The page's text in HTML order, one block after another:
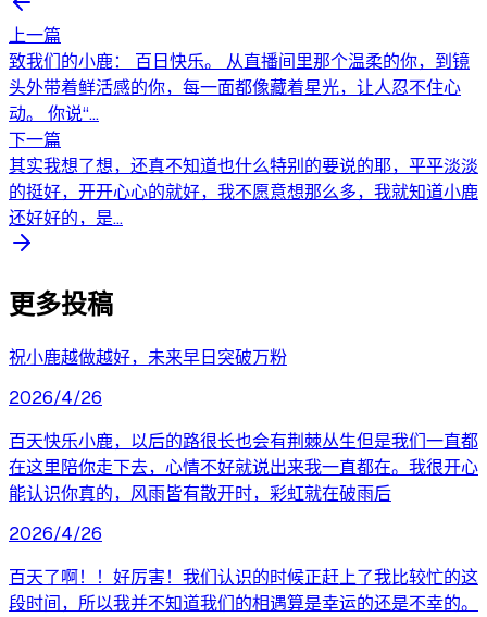
上一篇
致我们的小鹿： 百日快乐。 从直播间里那个温柔的你，到镜
头外带着鲜活感的你，每一面都像藏着星光，让人忍不住心
动。 你说“...
下一篇
其实我想了想，还真不知道也什么特别的要说的耶，平平淡淡
的挺好，开开心心的就好，我不愿意想那么多，我就知道小鹿
还好好的，是...
更多投稿
祝小鹿越做越好，未来早日突破万粉
2026/4/26
百天快乐小鹿，以后的路很长也会有荆棘丛生但是我们一直都
在这里陪你走下去，心情不好就说出来我一直都在。我很开心
能认识你真的，风雨皆有散开时，彩虹就在破雨后
2026/4/26
百天了啊！！好厉害！我们认识的时候正赶上了我比较忙的这
段时间，所以我并不知道我们的相遇算是幸运的还是不幸的。